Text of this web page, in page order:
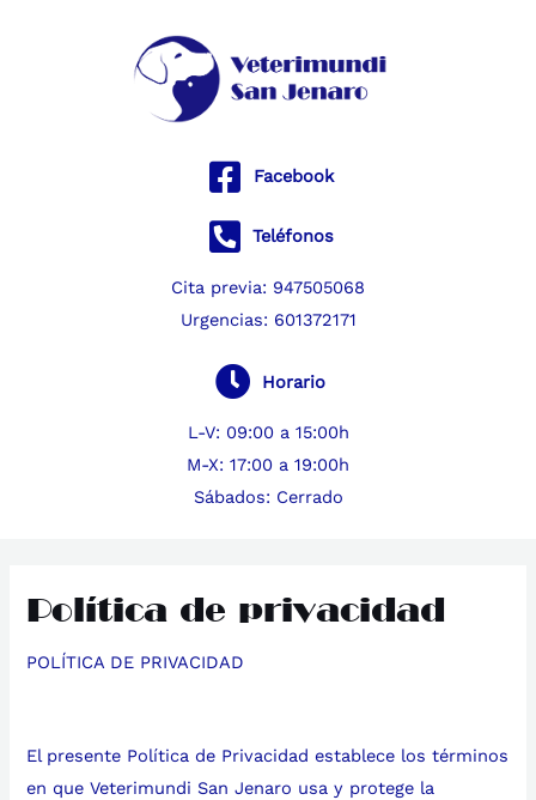
Facebook
Teléfonos
Cita previa: 947505068
Urgencias: 601372171
Horario
L-V: 09:00 a 15:00h
M-X: 17:00 a 19:00h
Sábados: Cerrado
Política de privacidad
POLÍTICA DE PRIVACIDAD
El presente Política de Privacidad establece los términos
en que Veterimundi San Jenaro usa y protege la